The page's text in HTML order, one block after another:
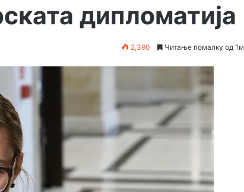
дипломатија
2,390 Читање помалку од 1м